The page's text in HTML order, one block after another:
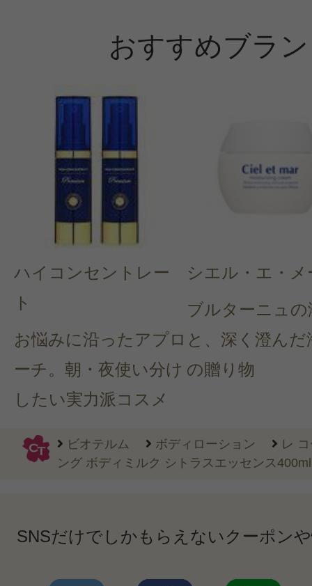
おすすめブラ
ハイコンセントレー
ト
お悩みに沿ったアプロ
ーチ。朝・夜使い分け
したい実力派コスメ
シエル・エ・メ
ブルターニュの
と、深く澄んだ
の贈り物
ビオテルム ボディローション
レ
ング ボディミルク シトラスエッセンス400ml
SNSだけでしかもらえないクーポン